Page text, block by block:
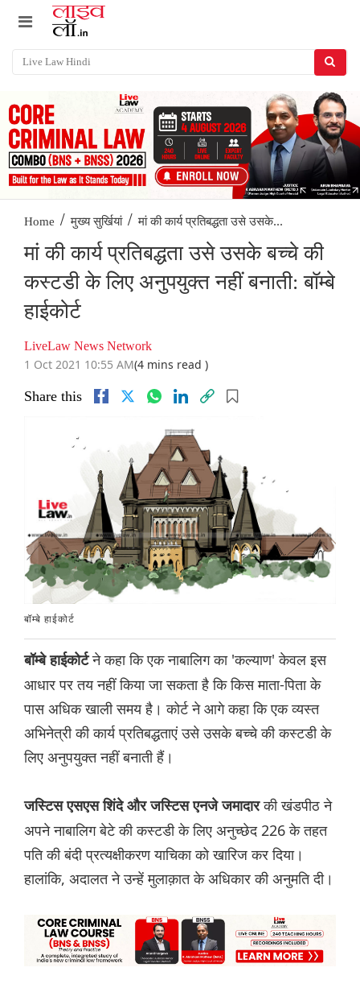
Home / मुख्य सुर्खियां / मां की कार्य प्रतिबद्धता उसे उसके...
मां की कार्य प्रतिबद्धता उसे उसके बच्चे की
कस्टडी के लिए अनुपयुक्त नहीं बनाती: बॉम्बे
हाईकोर्ट
LiveLaw News Network
1 Oct 2021 10:55 AM(4 mins read )
Share this
बॉम्बे हाईकोर्ट
बॉम्बे हाईकोर्टने कहा कि एक नाबालिग का 'कल्याण' केवल इस
आधार पर तय नहीं किया जा सकता है कि किस माता-पिता के
पास अधिक खाली समय है। कोर्ट ने आगे कहा कि एक व्यस्त
अभिनेत्री की कार्य प्रतिबद्धताएं उसे उसके बच्चे की कस्टडी के
लिए अनुपयुक्त नहीं बनाती हैं।
जस्टिस एसएस शिंदे और जस्टिस एनजे जमादारकी खंडपीठ ने
अपने नाबालिग बेटे की कस्टडी के लिए अनुच्छेद 226 के तहत
पति की बंदी प्रत्यक्षीकरण याचिका को खारिज कर दिया।
हालांकि, अदालत ने उन्हें मुलाक़ात के अधिकार की अनुमति दी।